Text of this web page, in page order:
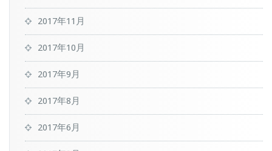
2017年11月
2017年10月
2017年9月
2017年8月
2017年6月